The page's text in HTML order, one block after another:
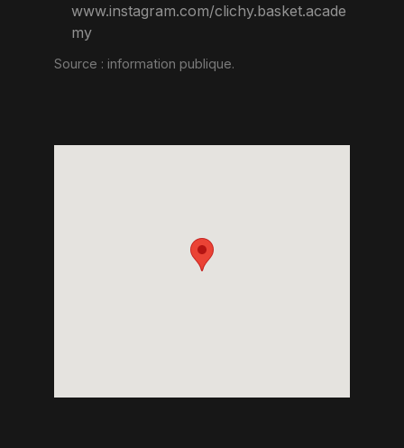
www.instagram.com/clichy.basket.acade
my
Source : information publique.